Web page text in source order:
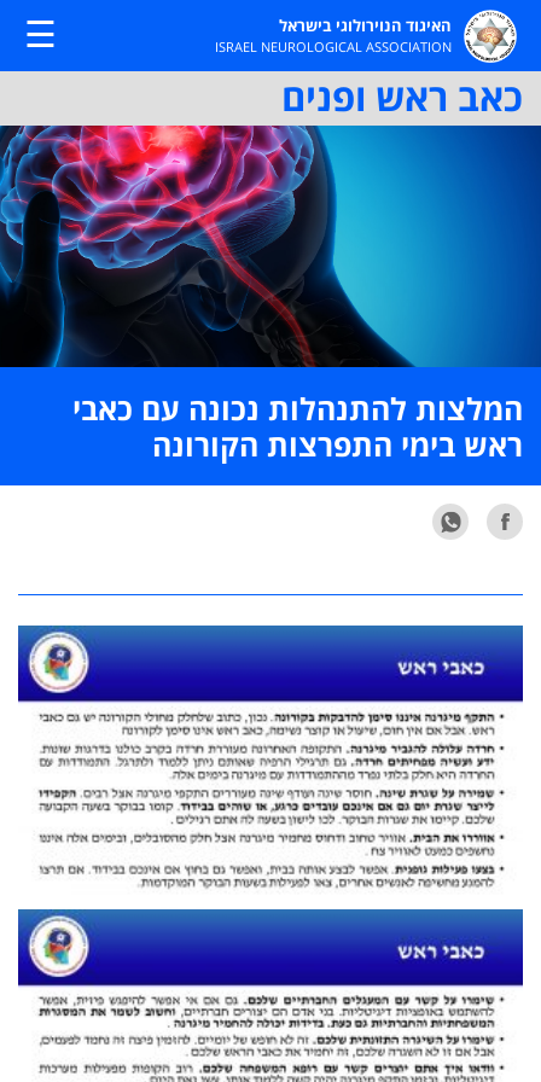
האיגוד הנוירולוגי בישראל
ISRAEL NEUROLOGICAL ASSOCIATION
☰
כאב ראש ופנים
המלצות להתנהלות נכונה עם כאבי
ראש בימי התפרצות הקורונה